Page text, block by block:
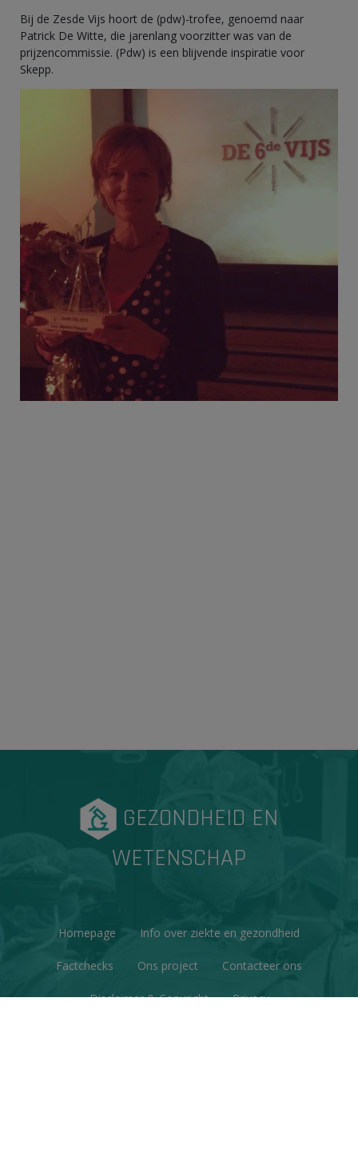
Bij de Zesde Vijs hoort de (pdw)-trofee, genoemd naar
Patrick De Witte, die jarenlang voorzitter was van de
prijzencommissie. (Pdw) is een blijvende inspiratie voor
Skepp.
GEZONDHEID EN
WETENSCHAP
Homepage Info over ziekte en gezondheid
Factchecks Ons project Contacteer ons
Disclaimer & Copyright Privacy